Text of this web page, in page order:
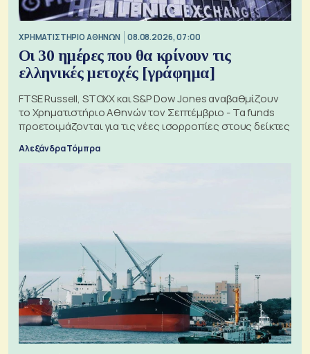
XΡΗΜΑΤΙΣΤΗΡΙΟ ΑΘΗΝΩΝ 08.08.2026, 07:00
Οι 30 ημέρες που θα κρίνουν τις
ελληνικές μετοχές [γράφημα]
FTSE Russell, STOXX και S&P Dow Jones αναβαθμίζουν
το Χρηματιστήριο Αθηνών τον Σεπτέμβριο - Τα funds
προετοιμάζονται για τις νέες ισορροπίες στους δείκτες
Αλεξάνδρα Τόμπρα